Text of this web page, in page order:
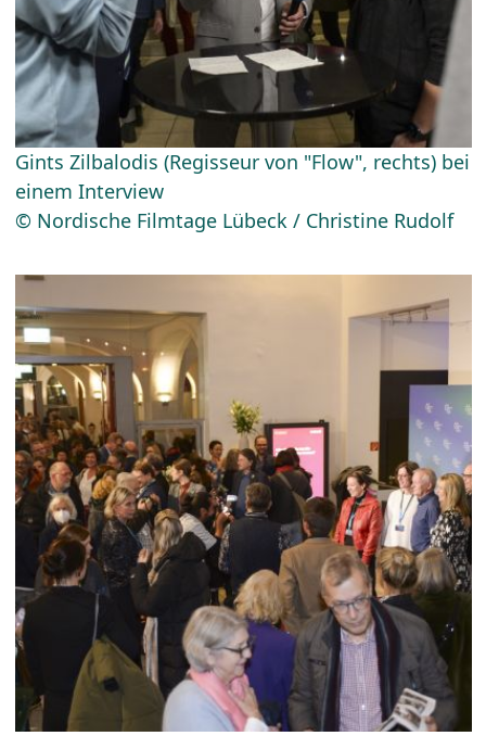
Gints Zilbalodis (Regisseur von "Flow", rechts) bei
einem Interview
© Nordische Filmtage Lübeck / Christine Rudolf